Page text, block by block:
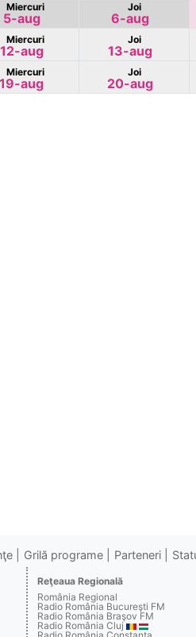
Miercuri
5-aug
Joi
6-aug
Miercuri
12-aug
Joi
13-aug
Miercuri
19-aug
Joi
20-aug
Grilă programe Parteneri
Reţeaua Regională
România Regional
Radio România Bucureşti FM
Radio România Braşov FM
Radio România Cluj